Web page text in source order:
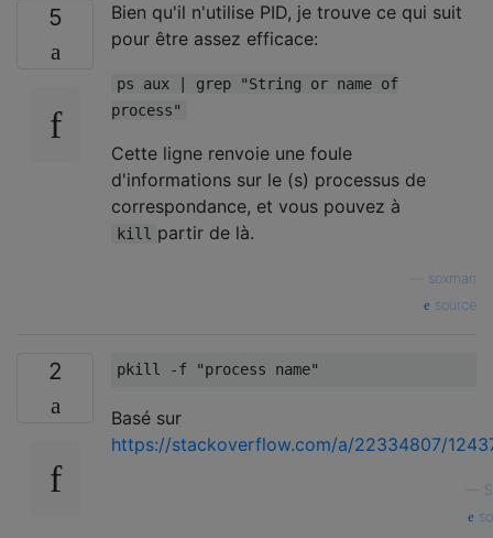
5
Bien qu'il n'utilise PID, je trouve ce qui suit
pour être assez efficace:
ps aux | grep "String or name of
process"
Cette ligne renvoie une foule
d'informations sur le (s) processus de
correspondance, et vous pouvez à
kill partir de là.
soxman
source
2 pkill -f "process name"
Basé sur
https://stackoverflow.com/a/22334807/